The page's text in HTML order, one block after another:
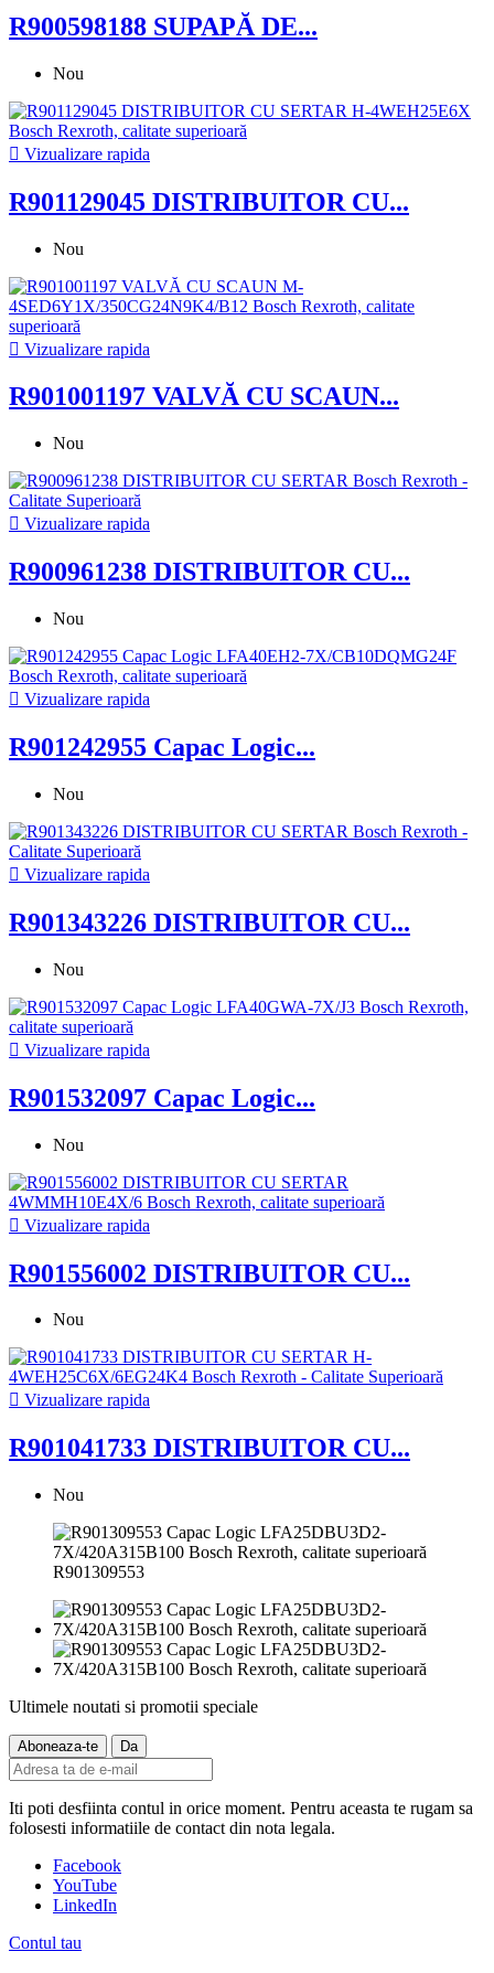
R900598188 SUPAPĂ DE...
Nou
 Vizualizare rapida
R901129045 DISTRIBUITOR CU...
Nou
 Vizualizare rapida
R901001197 VALVĂ CU SCAUN...
Nou
 Vizualizare rapida
R900961238 DISTRIBUITOR CU...
Nou
 Vizualizare rapida
R901242955 Capac Logic...
Nou
 Vizualizare rapida
R901343226 DISTRIBUITOR CU...
Nou
 Vizualizare rapida
R901532097 Capac Logic...
Nou
 Vizualizare rapida
R901556002 DISTRIBUITOR CU...
Nou
 Vizualizare rapida
R901041733 DISTRIBUITOR CU...
Nou
R901309553
Ultimele noutati si promotii speciale
Iti poti desfiinta contul in orice moment. Pentru aceasta te rugam sa
folosesti informatiile de contact din nota legala.
Facebook
YouTube
LinkedIn
Contul tau